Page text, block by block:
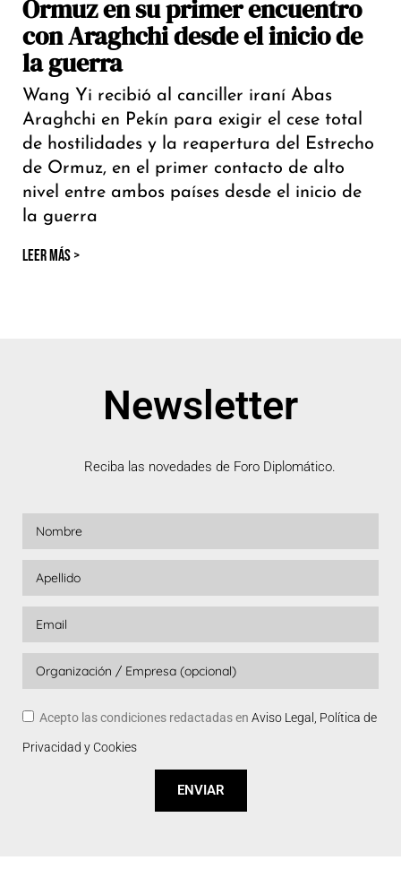
Ormuz en su primer encuentro
con Araghchi desde el inicio de
la guerra
Wang Yi recibió al canciller iraní Abas
Araghchi en Pekín para exigir el cese total
de hostilidades y la reapertura del Estrecho
de Ormuz, en el primer contacto de alto
nivel entre ambos países desde el inicio de
la guerra
LEER MÁS >
Newsletter
Reciba las novedades de Foro Diplomático.
Acepto las condiciones redactadas en Aviso Legal, Política de
Privacidad y Cookies
ENVIAR